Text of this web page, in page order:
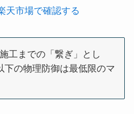
天市場で確認する
工までの「繋ぎ」とし
下の物理防御は最低限のマ